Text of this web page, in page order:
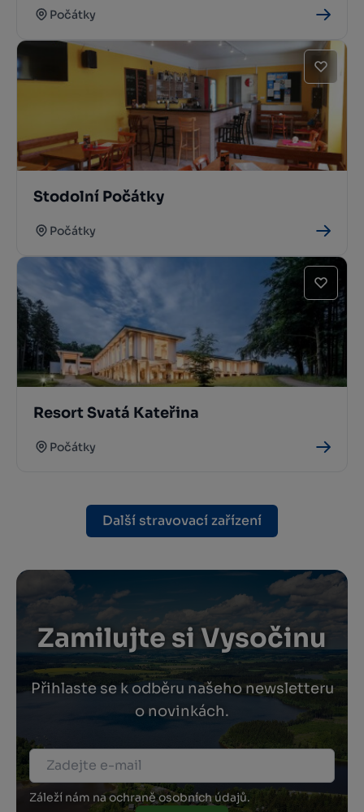
Počátky
Stodolní Počátky
Počátky
Resort Svatá Kateřina
Počátky
Další stravovací zařízení
Zamilujte si Vysočinu
Přihlaste se k odběru našeho newsletteru
o novinkách.
Záleží nám na ochraně osobních údajů.